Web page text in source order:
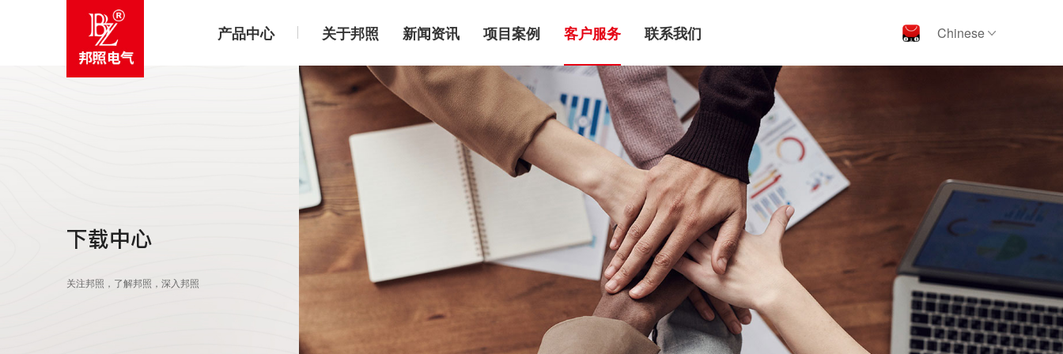
产品中心 关于邦照 新闻资讯 项目案例 客户服务 联系我们 Chinese
下载中心
关注邦照，了解邦照，深入邦照